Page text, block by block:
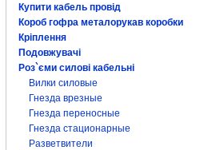
Купити кабель провід
Короб гофра металорукав коробки
Кріплення
Подовжувачі
Роз`єми силові кабельні
Вилки силовые
Гнезда врезные
Гнезда переносные
Гнезда стационарные
Разветвители